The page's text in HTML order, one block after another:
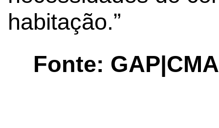
habitação.”
Fonte: GAP|CMA